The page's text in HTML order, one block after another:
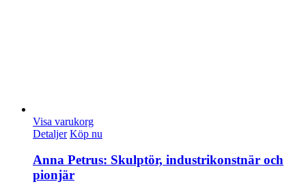
Visa varukorg
Detaljer Köp nu
Anna Petrus: Skulptör, industrikonstnär och
pionjär